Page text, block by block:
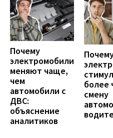
Почему
электромобили
меняют чаще,
чем
автомобили с
ДВС:
объяснение
аналитиков
более
смену